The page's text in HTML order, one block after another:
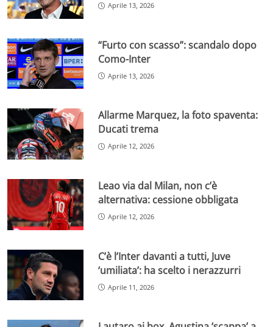
Aprile 13, 2026
“Furto con scasso”: scandalo dopo
Como-Inter
Aprile 13, 2026
Allarme Marquez, la foto spaventa:
Ducati trema
Aprile 12, 2026
Leao via dal Milan, non c’è
alternativa: cessione obbligata
Aprile 12, 2026
C’è l’Inter davanti a tutti, Juve
‘umiliata’: ha scelto i nerazzurri
Aprile 11, 2026